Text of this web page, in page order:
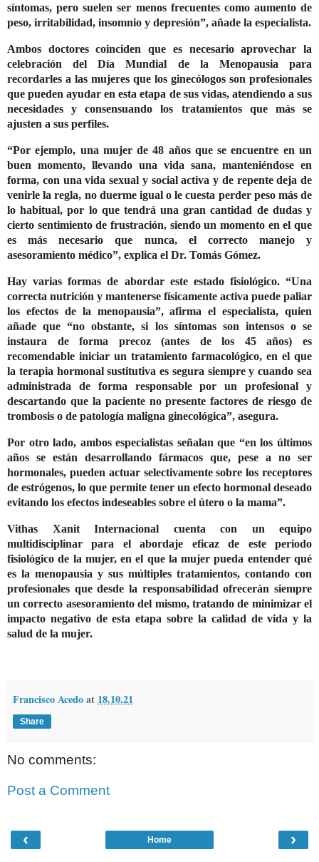
síntomas, pero suelen ser menos frecuentes como aumento de
peso, irritabilidad, insomnio y depresión”, añade la especialista.
Ambos doctores coinciden que es necesario aprovechar la
celebración del Día Mundial de la Menopausia para
recordarles a las mujeres que los ginecólogos son profesionales
que pueden ayudar en esta etapa de sus vidas, atendiendo a sus
necesidades y consensuando los tratamientos que más se
ajusten a sus perfiles.
“Por ejemplo, una mujer de 48 años que se encuentre en un
buen momento, llevando una vida sana, manteniéndose en
forma, con una vida sexual y social activa y de repente deja de
venirle la regla, no duerme igual o le cuesta perder peso más de
lo habitual, por lo que tendrá una gran cantidad de dudas y
cierto sentimiento de frustración, siendo un momento en el que
es más necesario que nunca, el correcto manejo y
asesoramiento médico”, explica el Dr. Tomás Gómez.
Hay varias formas de abordar este estado fisiológico. “Una
correcta nutrición y mantenerse físicamente activa puede paliar
los efectos de la menopausia”, afirma el especialista, quien
añade que “no obstante, si los síntomas son intensos o se
instaura de forma precoz (antes de los 45 años) es
recomendable iniciar un tratamiento farmacológico, en el que
la terapia hormonal sustitutiva es segura siempre y cuando sea
administrada de forma responsable por un profesional y
descartando que la paciente no presente factores de riesgo de
trombosis o de patología maligna ginecológica”, asegura.
Por otro lado, ambos especialistas señalan que “en los últimos
años se están desarrollando fármacos que, pese a no ser
hormonales, pueden actuar selectivamente sobre los receptores
de estrógenos, lo que permite tener un efecto hormonal deseado
evitando los efectos indeseables sobre el útero o la mama”.
Vithas Xanit Internacional cuenta con un equipo
multidisciplinar para el abordaje eficaz de este periodo
fisiológico de la mujer, en el que la mujer pueda entender qué
es la menopausia y sus múltiples tratamientos, contando con
profesionales que desde la responsabilidad ofrecerán siempre
un correcto asesoramiento del mismo, tratando de minimizar el
impacto negativo de esta etapa sobre la calidad de vida y la
salud de la mujer.
Francisco Acedoat 18.10.21
Share
No comments:
Post a Comment
‹ ›
Home